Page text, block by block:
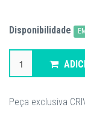
Disponibilidade
Peça exclusiva